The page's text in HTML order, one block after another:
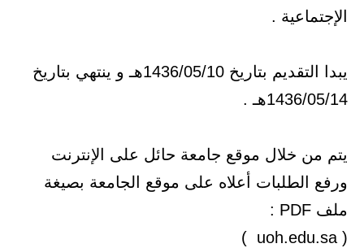
الإجتماعية .
يبدا التقديم بتاريخ 1436/05/10هـ و ينتهي بتاريخ
1436/05/14هـ .
يتم من خلال موقع جامعة حائل على الإنترنت
ورفع الطلبات أعلاه على موقع الجامعة بصيغة
ملف PDF :
( uoh.edu.sa )